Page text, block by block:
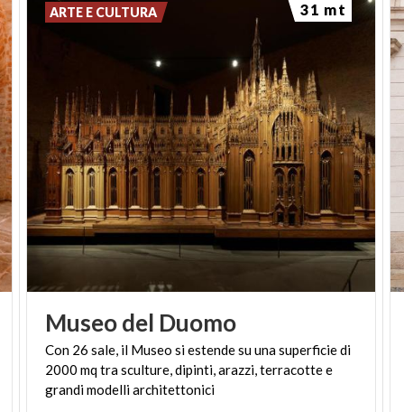
Museodel Duomo
Con 26 sale, il Museo si estende su una superficie di
2000 mq tra sculture, dipinti, arazzi, terracotte e
grandi modelli architettonici
ARTE E CULTURA 31 mt